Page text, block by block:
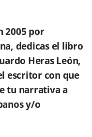
2005 por
dedicas el libro
Heras León,
escritor con que
tu narrativa a
y/o